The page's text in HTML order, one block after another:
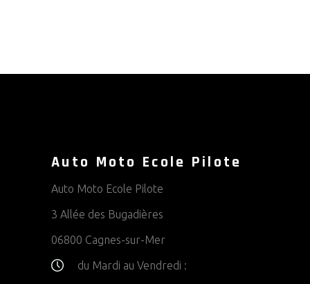
Auto Moto Ecole Pilote
Auto Moto Ecole Pilote
3 Allée des Bugadières
06800 Cagnes-sur-Mer
du Mardi au Vendredi :